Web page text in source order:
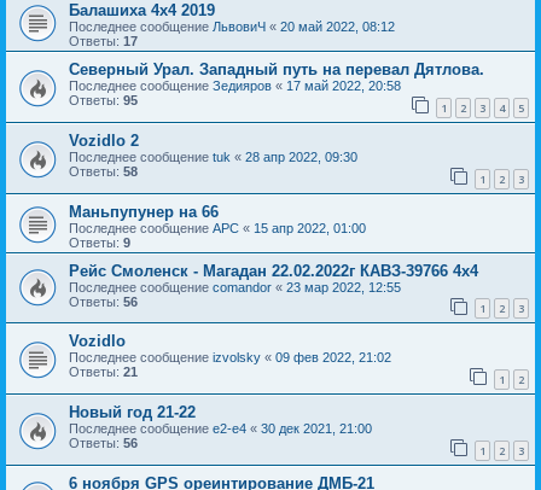
Балашиха 4х4 2019
Последнее сообщение ЛьвовиЧ « 20 май 2022, 08:12
Ответы: 17
Северный Урал. Западный путь на перевал Дятлова.
Последнее сообщение Зедияров « 17 май 2022, 20:58
Ответы: 95 1 2 3 4 5
Vozidlo 2
Последнее сообщение tuk « 28 апр 2022, 09:30
Ответы: 58 1 2 3
Маньпупунер на 66
Последнее сообщение АРС « 15 апр 2022, 01:00
Ответы: 9
Рейс Смоленск - Магадан 22.02.2022г КАВЗ-39766 4х4
Последнее сообщение comandor « 23 мар 2022, 12:55
Ответы: 56 1 2 3
Vozidlo
Последнее сообщение izvolsky « 09 фев 2022, 21:02
Ответы: 21 1 2
Новый год 21-22
Последнее сообщение e2-e4 « 30 дек 2021, 21:00
Ответы: 56 1 2 3
6 ноября GPS ореинтирование ДМБ-21